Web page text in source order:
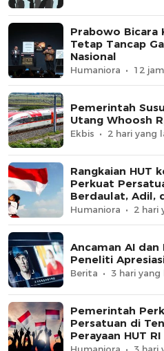
Prabowo Bicara
Tetap Tancap
Nasional
Humaniora 12
Pemerintah
Utang Whoosh
Ekbis 2 hari yang
Rangkaian HUT
Perkuat
Berdaulat, Adil,
Humaniora 2 hari
Ancaman AI
Peneliti
Berita 3 hari yang
Pemerintah
Persatuan di
Perayaan HUT RI
Humaniora 3 hari